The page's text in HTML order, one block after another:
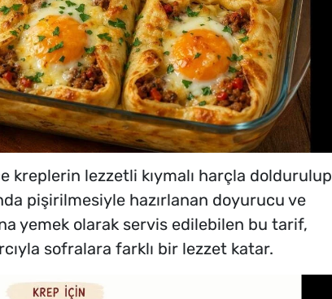
kreplerin lezzetli kıymalı harçla doldurulup
pişirilmesiyle hazırlanan doyurucu ve
yemek olarak servis edilebilen bu tarif,
sofralara farklı bir lezzet katar.